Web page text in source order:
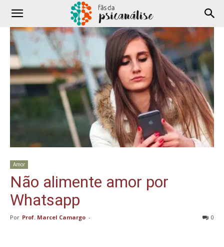
Amor
Não alimente amor por
Whatsapp
Por Prof. Marcel Camargo - 0